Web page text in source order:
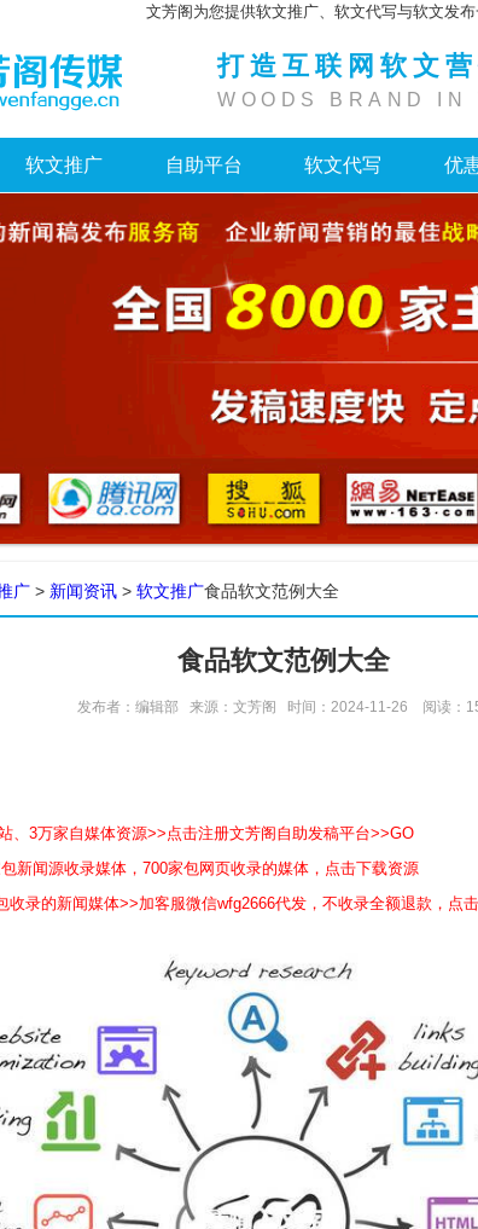
文芳阁为您提供软文推广、软文代写与软文发
打造互联网软文
WOODS BRAND IN
软文推广 自助平台 软文代写 优
广 > 新闻资讯 > 软文推广食品软文范例大全
食品软文范例大全
发布者：编辑部 来源：文芳阁 时间：2024-11-26 阅读：
、3万家自媒体资源>>点击注册文芳阁自助发稿平台>>GO
新闻源收录媒体，700家包网页收录的媒体，点击下载资源
收录的新闻媒体>>加客服微信wfg2666代发，不收录全额退款，点